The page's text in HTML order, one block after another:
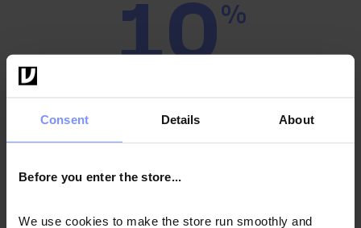
Consent Details About
Before you enter the store...
We use cookies to make the store run smoothly and
10%
RIMANI IN FORMA E RISPARMIA!
Iscriviti alla newsletter: ricevi un codice per uno
velocemente di altri!
e pacchetti. Valido solo sui prodotti OstroVit ed EthicSport.